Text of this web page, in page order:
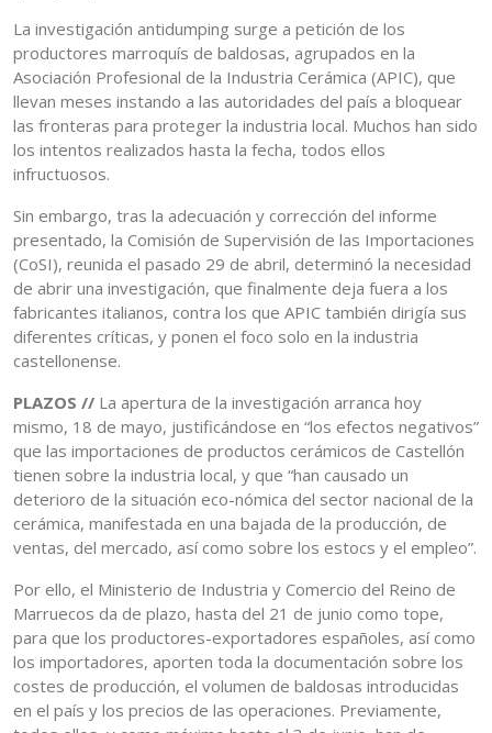
La investigación antidumping surge a petición de los
productores marroquís de baldosas, agrupados en la
Asociación Profesional de la Industria Cerámica (APIC), que
llevan meses instando a las autoridades del país a bloquear
las fronteras para proteger la industria local. Muchos han sido
los intentos realizados hasta la fecha, todos ellos
infructuosos.
Sin embargo, tras la adecuación y corrección del informe
presentado, la Comisión de Supervisión de las Importaciones
(CoSI), reunida el pasado 29 de abril, determinó la necesidad
de abrir una investigación, que finalmente deja fuera a los
fabricantes italianos, contra los que APIC también dirigía sus
diferentes críticas, y ponen el foco solo en la industria
castellonense.
PLAZOS // La apertura de la investigación arranca hoy
mismo, 18 de mayo, justificándose en “los efectos negativos”
que las importaciones de productos cerámicos de Castellón
tienen sobre la industria local, y que “han causado un
deterioro de la situación eco-nómica del sector nacional de la
cerámica, manifestada en una bajada de la producción, de
ventas, del mercado, así como sobre los estocs y el empleo”.
Por ello, el Ministerio de Industria y Comercio del Reino de
Marruecos da de plazo, hasta del 21 de junio como tope,
para que los productores-exportadores españoles, así como
los importadores, aporten toda la documentación sobre los
costes de producción, el volumen de baldosas introducidas
en el país y los precios de las operaciones. Previamente,